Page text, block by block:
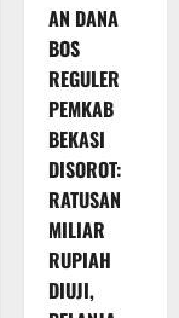
AN DANA
BOS
REGULER
PEMKAB
BEKASI
DISOROT:
RATUSAN
MILIAR
RUPIAH
DIUJI,